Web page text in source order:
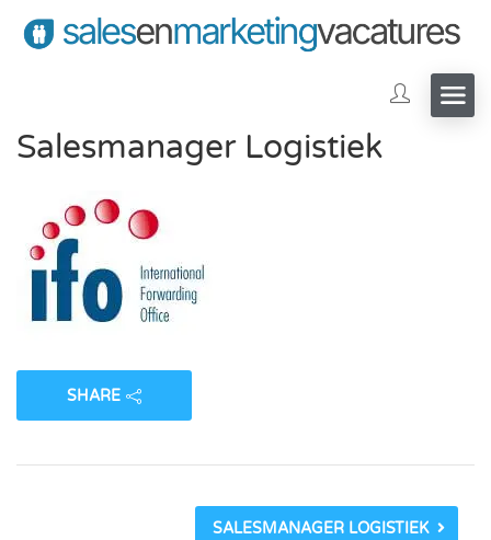
Salesmanager Logistiek
SHARE
SALESMANAGER LOGISTIEK